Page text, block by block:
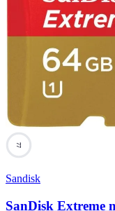
77
Sandisk
SanDisk Extreme